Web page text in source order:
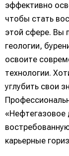
эффективно
чтобы стать
этой сфере. Вы
геологии,
освоите
технологии.
углубить свои
«Нефтегазовое
карьерные